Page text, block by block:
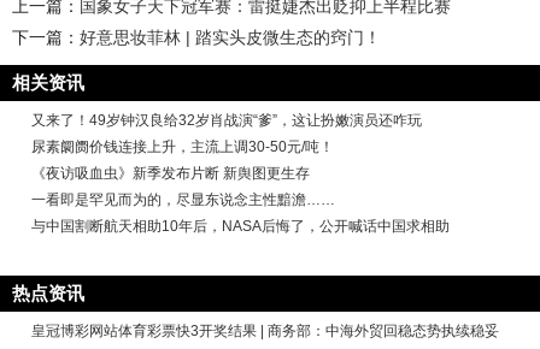
上一篇： 国象女子天下冠军赛：雷挺婕杰出贬抑上半程比赛
下一篇： 好意思妆菲林 | 踏实头皮微生态的窍门！
相关资讯
又来了！49岁钟汉良给32岁肖战演“爹”，这让扮嫩演员还咋玩
尿素阛阓价钱连接上升，主流上调30-50元/吨！
《夜访吸血虫》新季发布片断 新舆图更生存
一看即是罕见而为的，尽显东说念主性黯澹……
与中国割断航天相助10年后，NASA后悔了，公开喊话中国求相助
热点资讯
皇冠博彩网站体育彩票快3开奖结果 | 商务部：中海外贸回稳态势执续稳妥